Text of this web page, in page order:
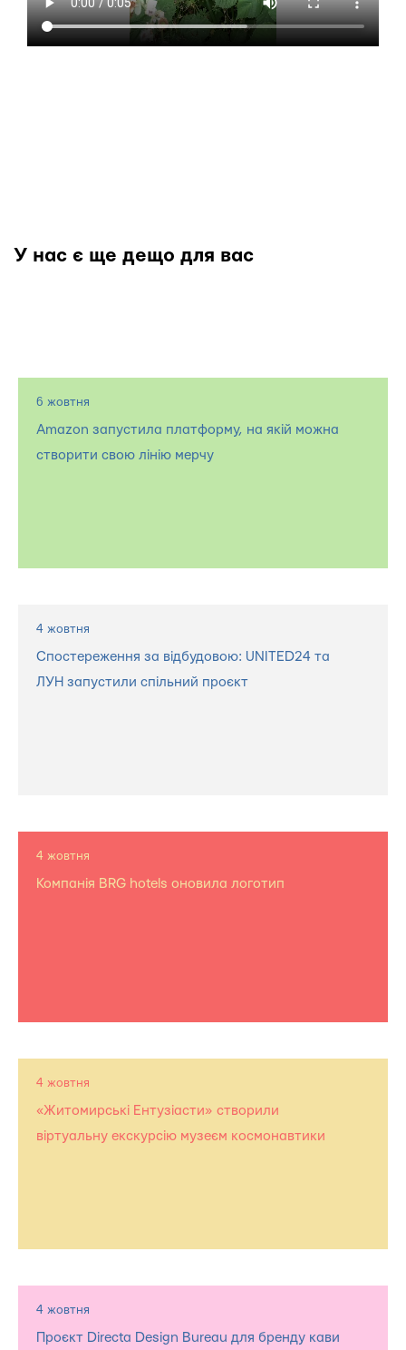
У нас є ще дещо для вас
6 жовтня
Amazon запустила платформу, на якій можна
створити свою лінію мерчу
4 жовтня
Спостереження за відбудовою: UNITED24 та
ЛУН запустили спільний проєкт
4 жовтня
Компанія BRG hotels оновила логотип
4 жовтня
«Житомирські Ентузіасти» створили
віртуальну екскурсію музеєм космонавтики
4 жовтня
Проєкт Directa Design Bureau для бренду кави